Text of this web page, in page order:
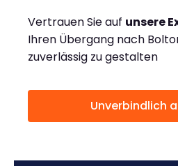
Vertrauen Sie auf unsere
Ihren Übergang nach
zuverlässig zu gestalten
Unverbindlich